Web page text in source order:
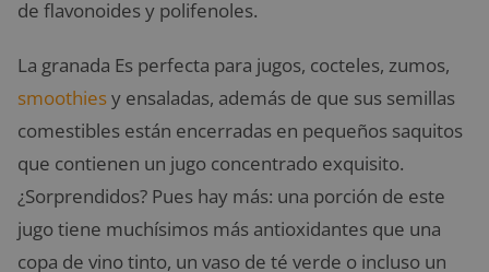
de flavonoides y polifenoles.
La granada Es perfecta para jugos, cocteles, zumos,
smoothiesy ensaladas, además de que sus semillas
comestibles están encerradas en pequeños saquitos
que contienen un jugo concentrado exquisito.
¿Sorprendidos? Pues hay más: una porción de este
jugo tiene muchísimos más antioxidantes que una
copa de vino tinto, un vaso de té verde o incluso un